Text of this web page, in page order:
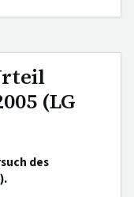
(LG
des